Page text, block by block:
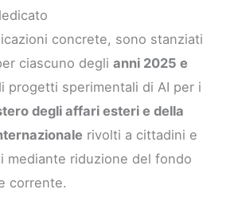
concrete, sono stanziati
ciascuno deglianni 2025 e
progetti sperimentali di AI per i
degli affari esteri e della
rivolti a cittadini e
mediante riduzione del fondo
corrente.